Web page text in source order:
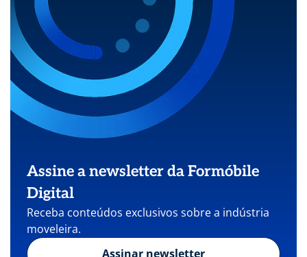
Assine a newsletter da Formóbile
Digital
Receba conteúdos exclusivos sobre a indústria
moveleira.
Assinar newsletter